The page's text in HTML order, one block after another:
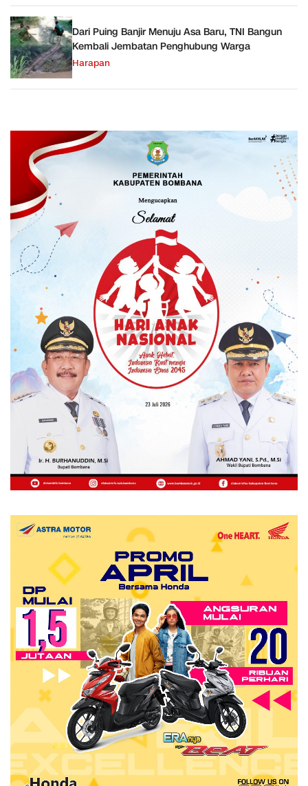
Dari Puing Banjir Menuju Asa Baru, TNI Bangun
Kembali Jembatan Penghubung Warga
Harapan